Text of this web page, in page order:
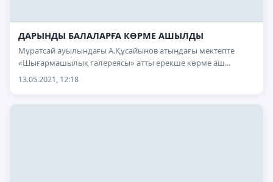
ДАРЫНДЫ БАЛАЛАРҒА КӨРМЕ АШЫЛДЫ
Мұратсай ауылындағы А.Құсайынов атындағы мектепте
«Шығармашылық галереясы» атты ерекше көрме аш...
13.05.2021, 12:18